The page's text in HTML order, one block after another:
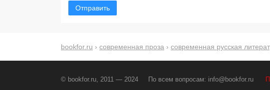
Отправить
bookfor.ru › современная проза › современная русская
© bookfor.ru, 2011 — 2024 По всем вопросам: info@bookfor.ru